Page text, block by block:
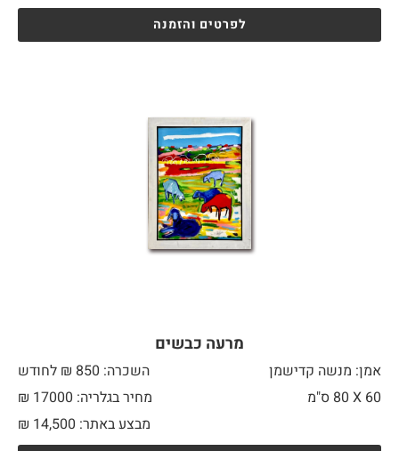
לפרטים והזמנה
מרעה כבשים
אמן: מנשה קדישמן
השכרה: 850 ₪ לחודש
60 X
מחיר בגלריה: 17000 ₪
מבצע באתר:
₪ 14,500